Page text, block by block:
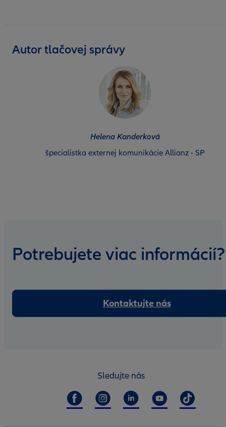
Autor tlačovej správy
Helena Kanderková
špecialistka externej komunikácie Allianz - SP
Potrebujete viac informácií?
Kontaktujte nás
Sledujte nás